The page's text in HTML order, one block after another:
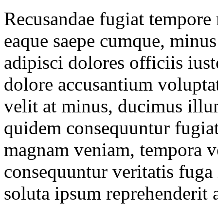
Recusandae fugiat
eaque saepe cumque,
adipisci dolores officiis
dolore accusantium
velit at minus, ducimus
quidem consequuntur
magnam veniam, tempora
consequuntur veritatis
soluta ipsum reprehenderit